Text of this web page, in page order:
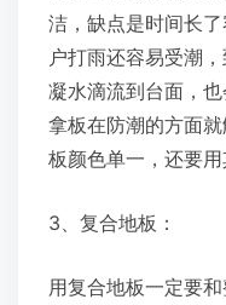
洁，缺点是时间长
户打雨还容易受潮
凝水滴流到台面，
拿板在防潮的方面
板颜色单一，还要用
3、复合地板：
用复合地板一定要